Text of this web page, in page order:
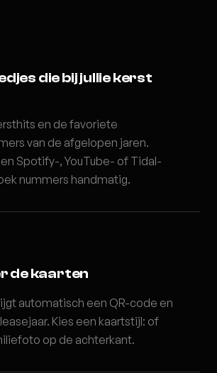
die bij jullie kerst
en de favoriete
van de afgelopen jaren.
Spotify-, YouTube- of Tidal-
nummers handmatig.
de kaarten
automatisch een QR-code en
Kies een kaartstijl: of
op de achterkant.